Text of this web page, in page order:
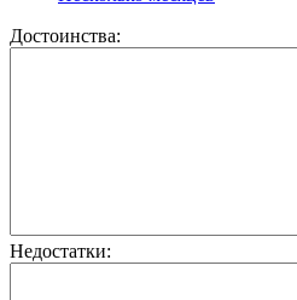
Достоинства:
Недостатки: